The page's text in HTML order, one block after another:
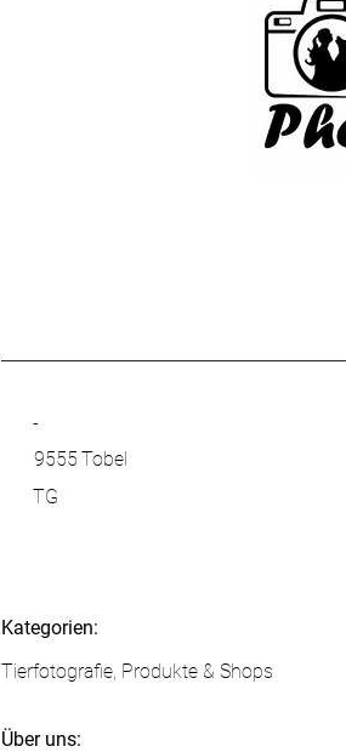
-
9555 Tobel
TG
Kategorien:
Tierfotografie, Produkte & Shops
Über uns: